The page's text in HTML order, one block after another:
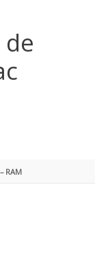
RAM